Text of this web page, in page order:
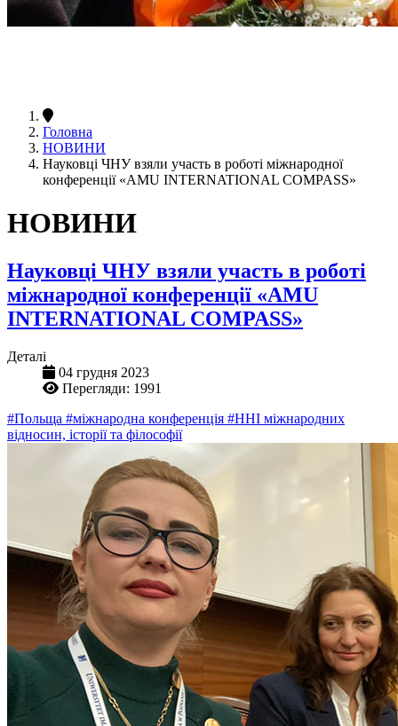
Головна
НОВИНИ
Науковці ЧНУ взяли участь в роботі міжнародної
конференції «AMU INTERNATIONAL COMPASS»
НОВИНИ
Науковці ЧНУ взяли участь в роботі
міжнародної конференції «AMU
INTERNATIONAL COMPASS»
Деталі
04 грудня 2023
Перегляди: 1991
#Польща #міжнародна конференція #ННІ міжнародних
відносин, історії та філософії